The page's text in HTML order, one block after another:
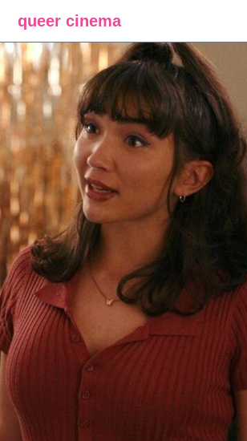
queer cinema